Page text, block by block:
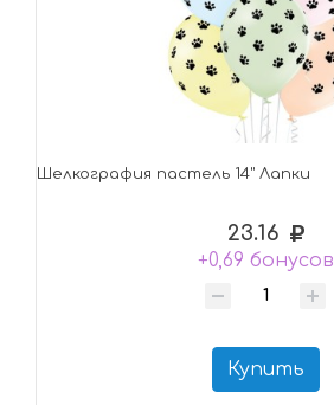
Шелкография пастель 14" Лапки
23.16
+0,69 бонусов
Купить